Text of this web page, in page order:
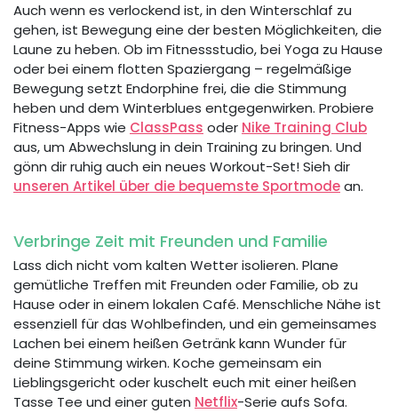
Auch wenn es verlockend ist, in den Winterschlaf zu
gehen, ist Bewegung eine der besten Möglichkeiten, die
Laune zu heben. Ob im Fitnessstudio, bei Yoga zu Hause
oder bei einem flotten Spaziergang – regelmäßige
Bewegung setzt Endorphine frei, die die Stimmung
heben und dem Winterblues entgegenwirken. Probiere
Fitness-Apps wie ClassPass oder Nike Training Club
aus, um Abwechslung in dein Training zu bringen. Und
gönn dir ruhig auch ein neues Workout-Set! Sieh dir
unseren Artikel über die bequemste Sportmodean.
Verbringe Zeit mit Freunden und Familie
Lass dich nicht vom kalten Wetter isolieren. Plane
gemütliche Treffen mit Freunden oder Familie, ob zu
Hause oder in einem lokalen Café. Menschliche Nähe ist
essenziell für das Wohlbefinden, und ein gemeinsames
Lachen bei einem heißen Getränk kann Wunder für
deine Stimmung wirken. Koche gemeinsam ein
Lieblingsgericht oder kuschelt euch mit einer heißen
Tasse Tee und einer guten Netflix-Serie aufs Sofa.